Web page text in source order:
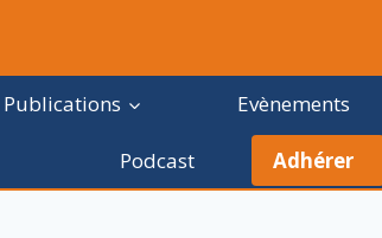
Publications Evènements
Podcast Adhérer